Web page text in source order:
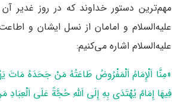
مهم‌ترین دستور خداوند که در روز غدیر آن
علیه‌السلام و امامان از نسل ایشان و
علیه‌السلام اشاره می‌کنیم:
«مِنَّا اَلْإِمَامُ اَلْمَفْرُوضُ طَاعَتُهُ مَنْ جَحَدَهُ مَاتَ
فِيهَا إِمَامٌ يُهْتَدَى بِهِ إِلَى اَللَّهِ حُجَّةً عَلَى